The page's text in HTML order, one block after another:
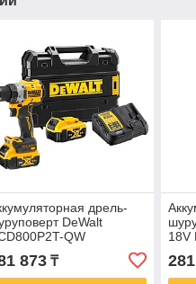
дрель-
DeWalt
QW
873₸
18V